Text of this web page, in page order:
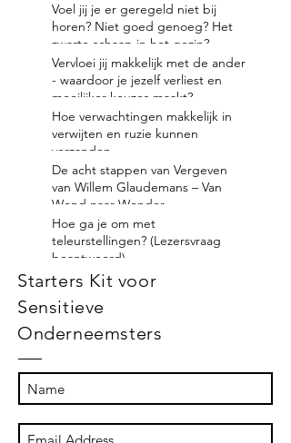
Voel jij je er geregeld niet bij
horen? Niet goed genoeg? Het
zwarte schaap in het gezin?
Vervloei jij makkelijk met de ander
- waardoor je jezelf verliest en
moeilijker keuzes maakt?
Hoe verwachtingen makkelijk in
verwijten en ruzie kunnen
verzanden
De acht stappen van Vergeven
van Willem Glaudemans – Van
Wond naar Wonder
Hoe ga je om met
teleurstellingen? (Lezersvraag
beantwoord)
Starters Kit voor
Sensitieve
Onderneemsters